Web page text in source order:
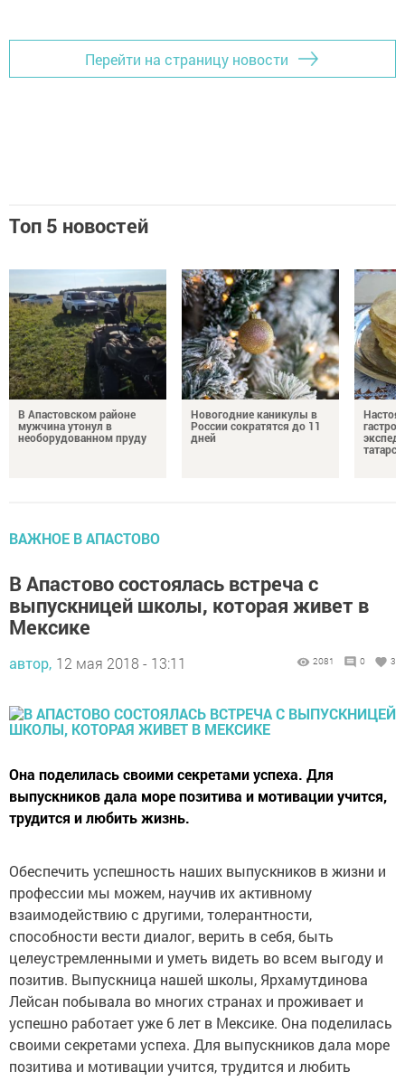
Перейти на страницу новости
Топ 5 новостей
В Апастовском районе
мужчина утонул в
необорудованном пруду
Новогодние каникулы в
России сократятся до 11
дней
ВАЖНОЕ В АПАСТОВО
В Апастово состоялась встреча с
выпускницей школы, которая живет в
Мексике
автор, 12 мая 2018 - 13:11 2081 0 3
Она поделилась своими секретами успеха. Для
выпускников дала море позитива и мотивации учится,
трудится и любить жизнь.
Обеспечить успешность наших выпускников в жизни и
профессии мы можем, научив их активному
взаимодействию с другими, толерантности,
способности вести диалог, верить в себя, быть
целеустремленными и уметь видеть во всем выгоду и
позитив. Выпускница нашей школы, Ярхамутдинова
Лейсан побывала во многих странах и проживает и
успешно работает уже 6 лет в Мексике. Она поделилась
своими секретами успеха. Для выпускников дала море
позитива и мотивации учится, трудится и любить